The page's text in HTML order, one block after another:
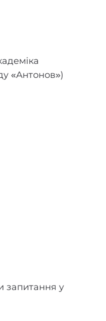
«Антонов»)
запитання у